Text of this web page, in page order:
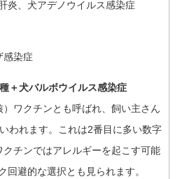
炎、犬アデノウイルス感染症
感染症
＋犬バルボウイルス感染症
ワクチンとも呼ばれ、飼い主さん
われます。これは2番目に多い数字
チンではアレルギーを起こす可能
回避的な選択とも見られます。